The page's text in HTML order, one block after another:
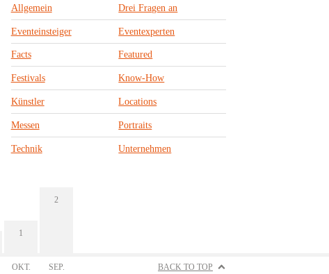
Allgemein Drei Fragen an
Eventeinsteiger Eventexperten
Facts Featured
Festivals Know-How
Künstler Locations
Messen Portraits
Technik Unternehmen
1
OKT.
2
SEP. BACK TO TOP